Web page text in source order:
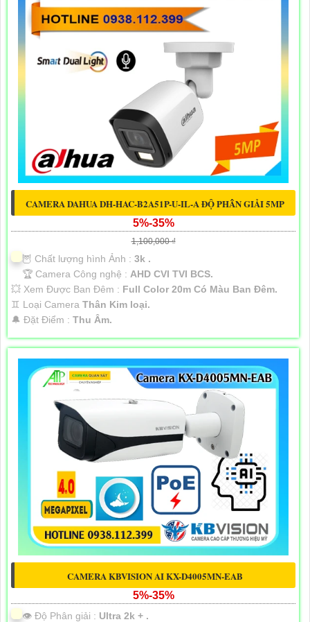
CAMERA DAHUA DH-HAC-B2A51P-U-IL-A ĐỘ PHÂN GIẢI 5MP
5%-35%
1,100,000 ₫
🦉 Chất lượng hình Ảnh : 3k .
🏆 Camera Công nghệ : AHD CVI TVI BCS.
💥 Xem Được Ban Đêm : Full Color 20m Có Màu Ban Ðêm.
♊ Loại Camera Thân Kim loại.
️🔔 Đặt Điểm : Thu Âm.
CAMERA KBVISION AI KX-D4005MN-EAB
5%-35%
👁 Độ Phân giải : Ultra 2k + .